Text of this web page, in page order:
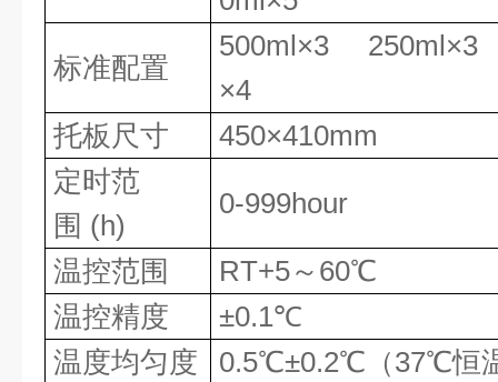
标准配置
500ml×3
×4
托板尺寸
450×410mm
定时范
围 (h)
0-999hour
温控范围
RT+5～60℃
温控精度
±0.1℃
温度均匀度
0.5℃±0.2℃（37℃恒